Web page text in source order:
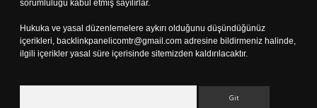
sorumluluğu kabul etmiş sayılırlar.
Hukuka ve yasal düzenlemelere aykırı olduğunu düşündüğünüz
içerikleri, backlinkpanelicomtr@gmail.com adresine bildirmeniz halinde,
ilgili içerikler yasal süre içerisinde sitemizden kaldırılacaktır.